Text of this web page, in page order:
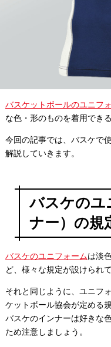
バスケットボールのユニフ
な色・形のものを着用でき
今回の記事では、バスケで
解説していきます。
バスケのユ
ナー）の規
バスケのユニフォームは淡
ど、様々な規定が設けられて
それと同じように、ユニフ
ケットボール協会が定める
バスケのインナーは好きな
ため注意しましょう。